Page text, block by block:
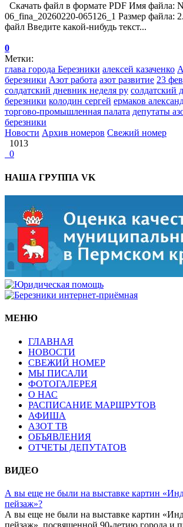
Скачать файл в формате PDF Имя файла:
06_fina_20260220-065126_1 Размер файла:
файл Введите какой-нибудь текст...
0
Метки:
глава города Березники алексей казаченко
березники Азот работа азот развитие 23
солдатский дневник неделя ру солдатский
березники колодин сергей ермаков
торгово-промышленная палата депутаты
березники
Новости Архив номеров Свежий номер
1013
0
НАША ГРУППА VK
МЕНЮ
ГЛАВНАЯ
НОВОСТИ
СВЕЖИЙ НОМЕР
МЫ ПИСАЛИ
ФОТОГАЛЕРЕЯ
О НАС
РАСПИСАНИЕ МАРШРУТОВ
АФИША
АЗОТ ТВ
ОБЪЯВЛЕНИЯ
ОТЧЕТЫ ДЕПУТАТОВ
ВИДЕО
А вы еще не были на выставке картин
пейзаж»?
А вы еще не были на выставке картин
пейзаж», посвященной 90-летию города и